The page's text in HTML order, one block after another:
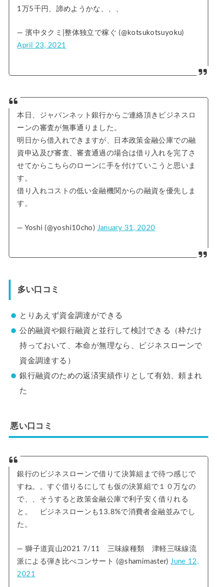
1万5千円、諦めようかな、、、
— 濱中タクミ|整体独立で稼ぐ (@kotsukotsuyoku)
April 23, 2021
本日、ジャパンネット銀行からご連絡頂きビジネスロ
ーンの審査が無事通りました。
明日から借入れできますが、日本政策金融公庫での融
資申込及び審査、審査通過の場合は借り入れを完了さ
せてからこちらのローンに手を付けていこうと思いま
す。
借り入れコストの低い金融機関からの融資を優先しま
す。
— Yoshi (@yoshi10cho) January 31, 2020
多い口コミ
とりあえず資金調達ができる
公的融資や銀行融資と並行して検討できる（枠だけ
持っておいて、本命が無理なら、ビジネスローンで
資金調達する）
銀行融資のための返済実績作りとして有効、頼まれ
た
悪い口コミ
銀行のビジネスローンで借りて決算組まで待つ感じで
すね。。すぐ借りるにしても仮の決算組で１０万なの
で、、そうすると政策金融公庫で利子安く借りれる
と。 ビジネスローンも13.8%で消費者金融並みでし
た。
— 獅子道貢山2021 7/11 三味線種類 津軽三味線流
派による弾き比べコンサート (@shamimaster) June 12,
2021